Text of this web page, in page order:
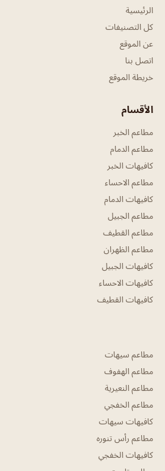
الرئيسية
كل التصنيفات
عن الموقع
اتصل بنا
خريطة الموقع
الأقسام
مطاعم الخبر
مطاعم الدمام
كافيهات الخبر
مطاعم الاحساء
كافيهات الدمام
مطاعم الجبيل
مطاعم القطيف
مطاعم الظهران
كافيهات الجبيل
كافيهات الاحساء
كافيهات القطيف
مطاعم سيهات
مطاعم الهفوف
مطاعم النعيرية
مطاعم الخفجي
كافيهات سيهات
مطاعم رأس تنوره
كافيهات الخفجي